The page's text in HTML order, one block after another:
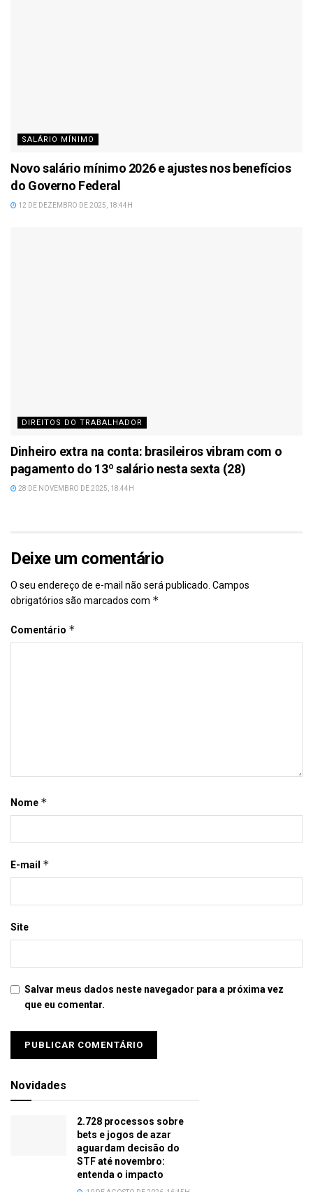
SALÁRIO MÍNIMO
Novo salário mínimo 2026 e ajustes nos benefícios
do Governo Federal
12 DE DEZEMBRO DE 2025, 18:44H
DIREITOS DO TRABALHADOR
Dinheiro extra na conta: brasileiros vibram com o
pagamento do 13º salário nesta sexta (28)
28 DE NOVEMBRO DE 2025, 18:44H
Deixe um comentário
O seu endereço de e-mail não será publicado. Campos
obrigatórios são marcados com *
Comentário *
Nome *
E-mail *
Site
Salvar meus dados neste navegador para a próxima vez
que eu comentar.
Novidades
2.728 processos sobre
bets e jogos de azar
aguardam decisão do
STF até novembro:
entenda o impacto